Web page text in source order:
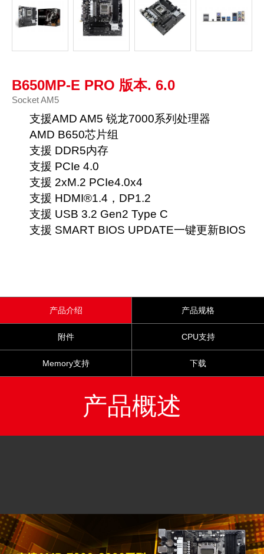
B650MP-E PRO 版本. 6.0
Socket AM5
支援AMD AM5 锐龙7000系列处理器
AMD B650芯片组
支援 DDR5内存
支援 PCIe 4.0
支援 2xM.2 PCIe4.0x4
支援 HDMI®1.4，DP1.2
支援 USB 3.2 Gen2 Type C
支援 SMART BIOS UPDATE一键更新BIOS
产品介绍 产品规格
附件 CPU支持
Memory支持 下载
产品概述